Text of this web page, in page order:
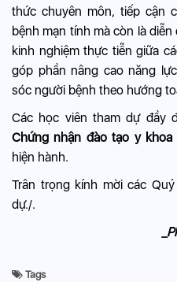
thức chuyên môn, tiếp cận
bệnh mạn tính mà còn là
kinh nghiệm thực tiễn giữa
góp phần nâng cao năng
sóc người bệnh theo hướng
Các học viên tham dự đầy
Chứng nhận đào tạo y khoa
hiện hành.
Trân trọng kính mời các
dự./.
Tags